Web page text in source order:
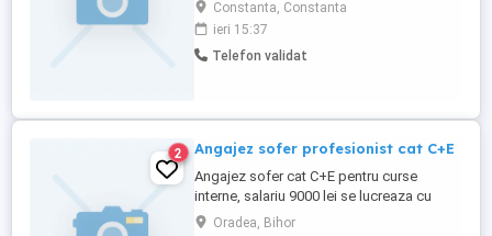
determinata. **Responsabilități
principale:** * Asigurarea încărcării și
descărcării mărfurilor în mod
Constanta, Constanta
ieri 15:37
Telefon validat
2 Angajez sofer profesionist cat C+E
Angajez sofer cat C+E pentru curse
interne, salariu 9000 lei se lucreaza cu
semiremorci frigorifice
Oradea, Bihor